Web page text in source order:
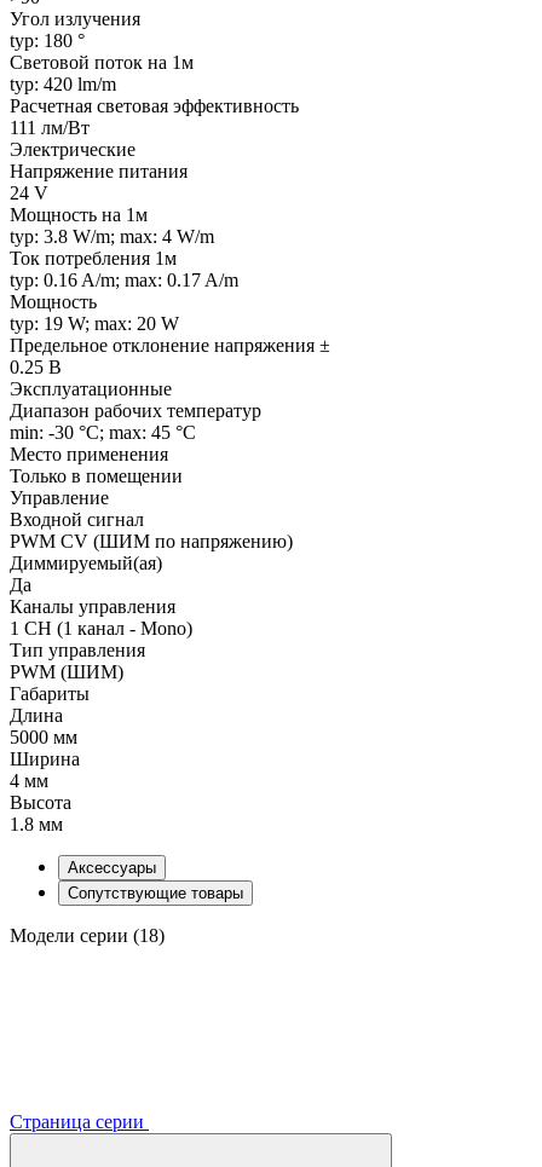
Угол излучения
typ: 180 °
Световой поток на 1м
typ: 420 lm/m
Расчетная световая эффективность
111 лм/Вт
Электрические
Напряжение питания
24 V
Мощность на 1м
typ: 3.8 W/m; max: 4 W/m
Ток потребления 1м
typ: 0.16 A/m; max: 0.17 A/m
Мощность
typ: 19 W; max: 20 W
Предельное отклонение напряжения ±
0.25 В
Эксплуатационные
Диапазон рабочих температур
min: -30 °C; max: 45 °C
Место применения
Только в помещении
Управление
Входной сигнал
PWM СV (ШИМ по напряжению)
Диммируемый(ая)
Да
Каналы управления
1 CH (1 канал - Mono)
Тип управления
PWM (ШИМ)
Габариты
Длина
5000 мм
Ширина
4 мм
Высота
1.8 мм
Аксессуары
Сопутствующие товары
Модели серии (18)
Страница серии